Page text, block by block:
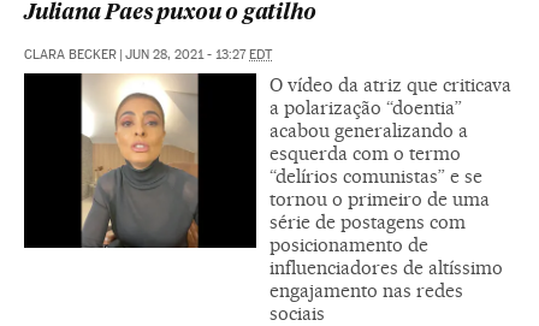
Juliana Paes puxou o gatilho
CLARA BECKER | JUN 28, 2021 - 13:27EDT
O vídeo da atriz que criticava
a polarização “doentia”
acabou generalizando a
esquerda com o termo
“delírios comunistas” e se
tornou o primeiro de uma
série de postagens com
posicionamento de
influenciadores de altíssimo
engajamento nas redes
sociais